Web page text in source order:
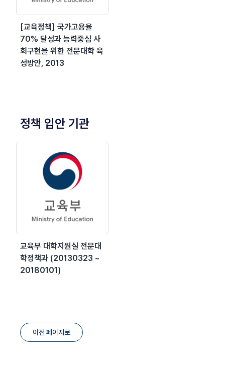
[교육정책] 국가고용율
70% 달성과 능력중심 사
회구현을 위한 전문대학 육
성방안, 2013
정책 입안 기관
교육부 대학지원실 전문대
학정책과 (20130323 ~
20180101)
이전 페이지로